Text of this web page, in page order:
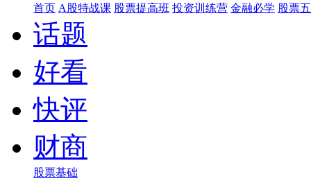
首页 A股特战课 股票提高班 投资训练营 金融必学 股票
话题
好看
快评
财商
股票基础